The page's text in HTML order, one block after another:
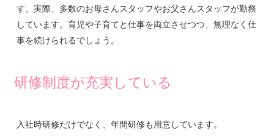
す。実際、多数のお母さんスタッフやお父さんスタッフが勤務
しています。育児や子育てと仕事を両立させつつ、無理なく仕
事を続けられるでしょう。
研修制度が充実している
入社時研修だけでなく、年間研修も用意しています。